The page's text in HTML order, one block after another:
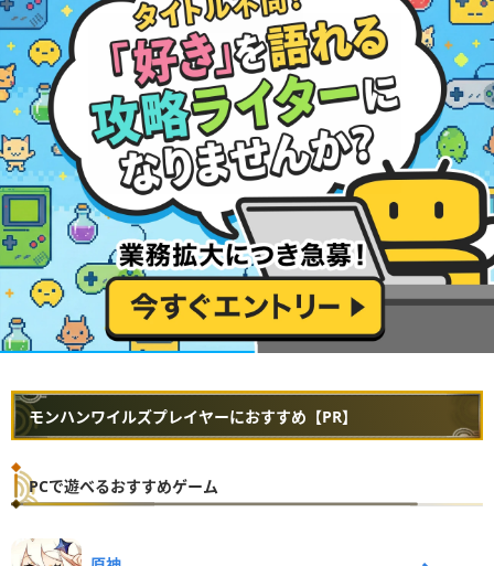
モンハンワイルズプレイヤーにおすすめ【PR】
PCで遊べるおすすめゲーム